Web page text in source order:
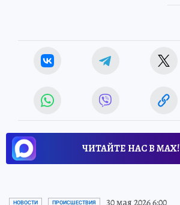
ЧИТАЙТЕ НАС В МАХ!
НОВОСТИ ПРОИСШЕСТВИЯ